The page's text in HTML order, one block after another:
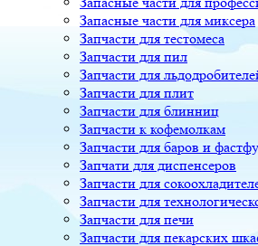
Запасные части для миксера
Запчасти для тестомеса
Запчасти для пил
Запчасти для
Запчасти для плит
Запчасти для блинниц
Запчасти к кофемолкам
Запчасти для баров и
Запчати для диспенсеров
Запчасти для
Запчасти для
Запчасти для печи
Запчасти для пекарских